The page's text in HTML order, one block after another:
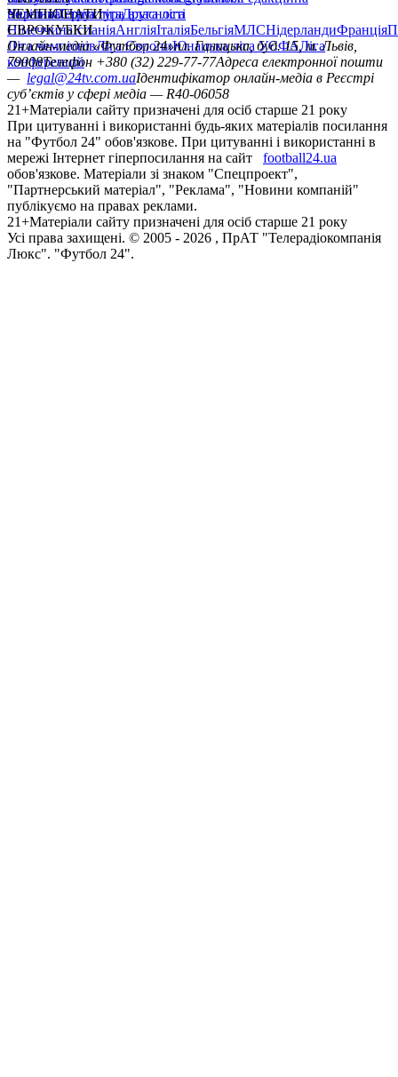
політикаСтруктура власності
УкраїнаПерша лігаДруга ліга
ЧЕМПІОНАТИ
НімеччинаІспаніяАнгліяІталіяБельгіяМЛСНідерландиФранція
ЄВРОКУБКИ
Ліга чемпіонівЛіга ЄвропиЮнацька ліга УЄФАЛіга
конференцій
Онлайн-медіа «Футбол 24»пл. Галицька, буд. 15, м. Львів,
79008Телефон +380 (32) 229-77-77Адреса електронної пошти
— legal@24tv.com.uaІдентифікатор онлайн-медіа в Реєстрі
суб’єктів у сфері медіа — R40-06058
21+Матеріали сайту призначені для осіб старше 21 року
При цитуванні і використанні будь-яких матеріалів посилання
на "Футбол 24" обов'язкове. При цитуванні і використанні в
мережі Інтернет гіперпосилання на сайт
football24.ua
обов'язкове. Матеріали зі знаком "Спецпроект",
"Партнерський матеріал", "Реклама", "Новини компаній"
публікуємо на правах реклами.
21+Матеріали сайту призначені для осіб старше 21 року
Усi права захищенi. © 2005 - 2026 , ПрАТ "Телерадіокомпанія
Люкс". "Футбол 24".